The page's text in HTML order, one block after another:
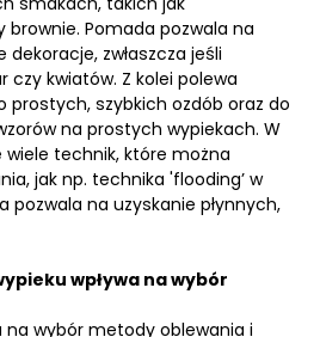
brownie. Pomada pozwala na
zwłaszcza jeśli
kwiatów. Z kolei polewa
prostych, szybkich ozdób oraz do
na prostych wypiekach. W
technik, które można
jak np. technika 'flooding’ w
pozwala na uzyskanie płynnych,
wpływa na wybór
na wybór metody oblewania i